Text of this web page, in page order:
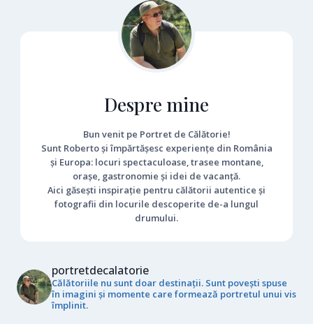
Despre mine
Bun venit pe Portret de Călătorie!
Sunt Roberto și împărtășesc experiențe din România
și Europa: locuri spectaculoase, trasee montane,
orașe, gastronomie și idei de vacanță.
Aici găsești inspirație pentru călătorii autentice și
fotografii din locurile descoperite de-a lungul
drumului.
portretdecalatorie
Călătoriile nu sunt doar destinații. Sunt povești spuse
în imagini și momente care formează portretul unui vis
împlinit.